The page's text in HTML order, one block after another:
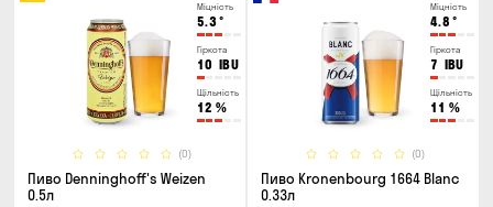
Міцність
5.3°
Гіркота
10 IBU
Щільність
12 %
(0)
Пиво Denninghoff's Weizen
0.5л
Міцність
4.8 °
Гіркота
7 IBU
Щільність
11 %
(0)
Пиво Kronenbourg 1664 Blanc
0.33л